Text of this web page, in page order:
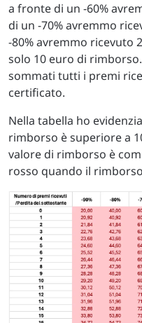
a fronte di un -60%
di un -70% avremmo
-80% avremmo ricevuto
solo 10 euro di
sommati tutti i premi
certificato.
Nella tabella ho
rimborso è superiore a
valore di rimborso è
rosso quando il